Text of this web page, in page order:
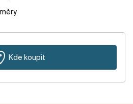
Kde koupit